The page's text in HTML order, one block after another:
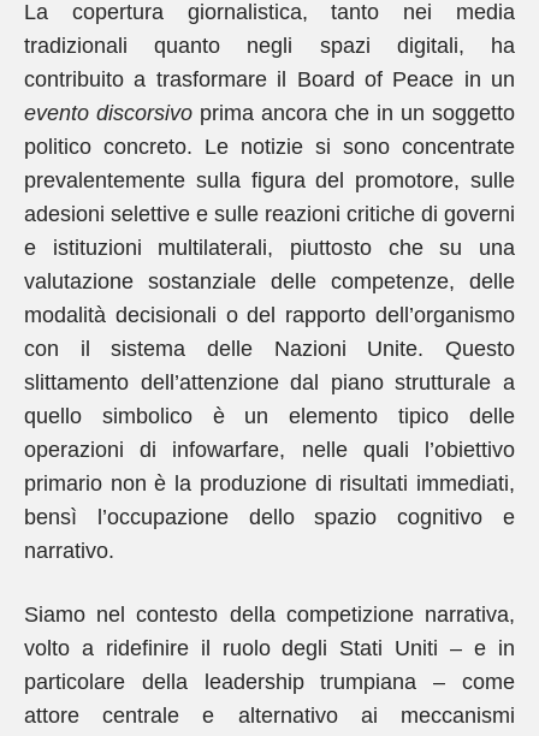
La copertura giornalistica, tanto nei media
tradizionali quanto negli spazi digitali, ha
contribuito a trasformare il Board of Peace in un
evento discorsivo prima ancora che in un soggetto
politico concreto. Le notizie si sono concentrate
prevalentemente sulla figura del promotore, sulle
adesioni selettive e sulle reazioni critiche di governi
e istituzioni multilaterali, piuttosto che su una
valutazione sostanziale delle competenze, delle
modalità decisionali o del rapporto dell’organismo
con il sistema delle Nazioni Unite. Questo
slittamento dell’attenzione dal piano strutturale a
quello simbolico è un elemento tipico delle
operazioni di infowarfare, nelle quali l’obiettivo
primario non è la produzione di risultati immediati,
bensì l’occupazione dello spazio cognitivo e
narrativo.
Siamo nel contesto della competizione narrativa,
volto a ridefinire il ruolo degli Stati Uniti – e in
particolare della leadership trumpiana – come
attore centrale e alternativo ai meccanismi